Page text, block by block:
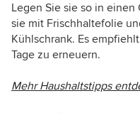
Legen Sie sie so in
sie mit Frischhaltefolie
Kühlschrank. Es
Tage zu erneuern.
Mehr Haushaltstipps